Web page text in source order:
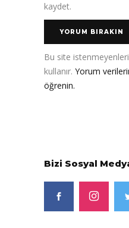
kaydet.
Bu site
kullanır. Yorum
öğrenin.
Bizi Sosyal